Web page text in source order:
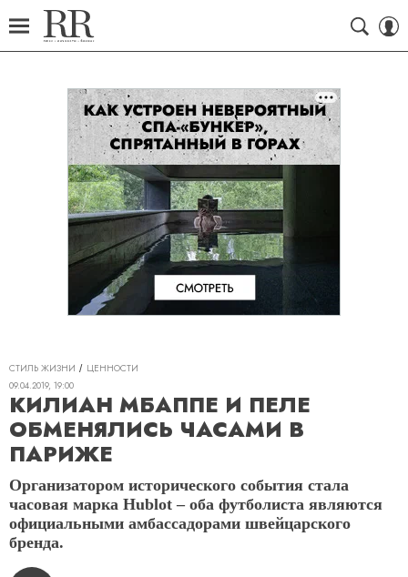
СТИЛЬ ЖИЗНИ
ЦЕННОСТИ
09.04.2019, 19:00
КИЛИАН МБАППЕ И ПЕЛЕ
ОБМЕНЯЛИСЬ ЧАСАМИ В
ПАРИЖЕ
Организатором исторического события стала
часовая марка Hublot – оба футболиста являются
официальными амбассадорами швейцарского
бренда.